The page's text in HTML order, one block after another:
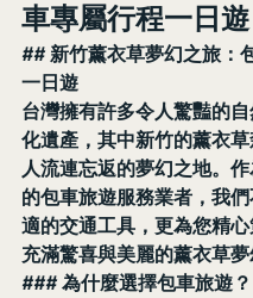
車專屬行程一日遊
## 新竹薰衣草夢幻之旅：
一日遊
台灣擁有許多令人驚豔的
化遺產，其中新竹的薰衣
人流連忘返的夢幻之地。
的包車旅遊服務業者，我
適的交通工具，更為您精
充滿驚喜與美麗的薰衣草夢
### 為什麼選擇包車旅遊？